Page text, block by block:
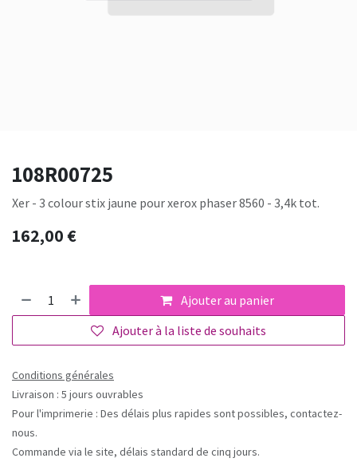
108R00725
Xer - 3 colour stix jaune pour xerox phaser 8560 - 3,4k tot.
162,00€
Ajouter au panier
Ajouter à la liste de souhaits
Conditions générales
Livraison : 5 jours ouvrables
Pour l'imprimerie : Des délais plus rapides sont possibles, contactez-
nous.
Commande via le site, délais standard de cinq jours.